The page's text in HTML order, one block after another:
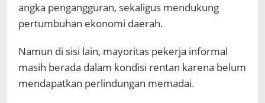
angka pengangguran, sekaligus mendukung
pertumbuhan ekonomi daerah.
Namun di sisi lain, mayoritas pekerja informal
masih berada dalam kondisi rentan karena belum
mendapatkan perlindungan memadai.